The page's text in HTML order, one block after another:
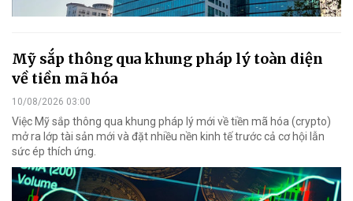
Mỹ sắp thông qua khung pháp lý toàn diện
về tiền mã hóa
10/08/2026 03:00
Việc Mỹ sắp thông qua khung pháp lý mới về tiền mã hóa (crypto)
mở ra lớp tài sản mới và đặt nhiều nền kinh tế trước cả cơ hội lẫn
sức ép thích ứng.